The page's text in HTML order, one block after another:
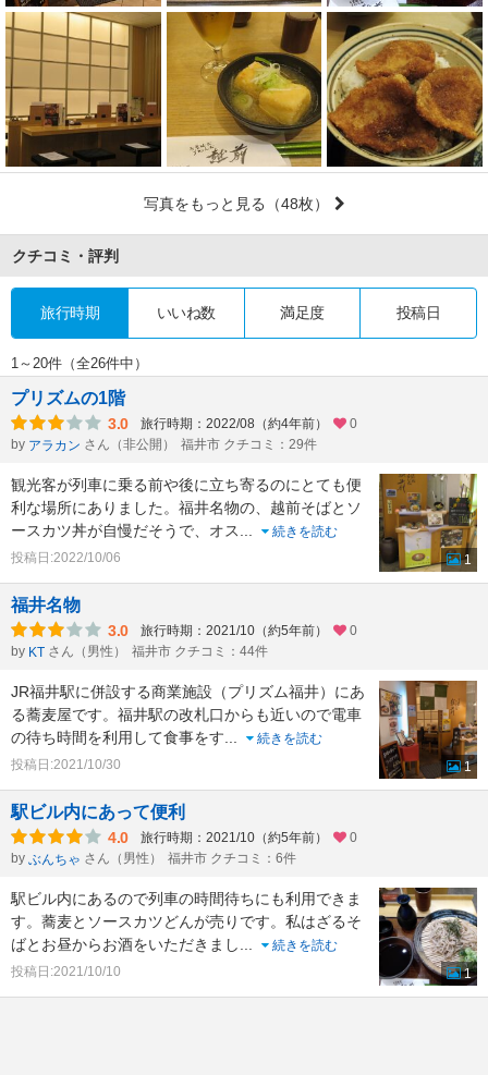
写真をもっと見る （48枚）
クチコミ・評判
旅行時期 いいね数 満足度 投稿日
1～20件（全26件中）
プリズムの1階
3.0 旅行時期：2022/08（約4年前）
0
by アラカン さん（非公開） 福井市 クチコミ：29件
観光客が列車に乗る前や後に立ち寄るのにとても便
利な場所にありました。福井名物の、越前そばとソ
ースカツ丼が自慢だそうで、オス...
続きを読む
投稿日:2022/10/06
1
福井名物
3.0 旅行時期：2021/10（約5年前）
0
by KT さん（男性） 福井市 クチコミ：44件
JR福井駅に併設する商業施設（プリズム福井）にあ
る蕎麦屋です。福井駅の改札口からも近いので電車
の待ち時間を利用して食事をす...
続きを読む
投稿日:2021/10/30
1
駅ビル内にあって便利
4.0 旅行時期：2021/10（約5年前）
0
by ぶんちゃ さん（男性） 福井市 クチコミ：6件
駅ビル内にあるので列車の時間待ちにも利用できま
す。蕎麦とソースカツどんが売りです。私はざるそ
ばとお昼からお酒をいただきまし...
続きを読む
投稿日:2021/10/10
1